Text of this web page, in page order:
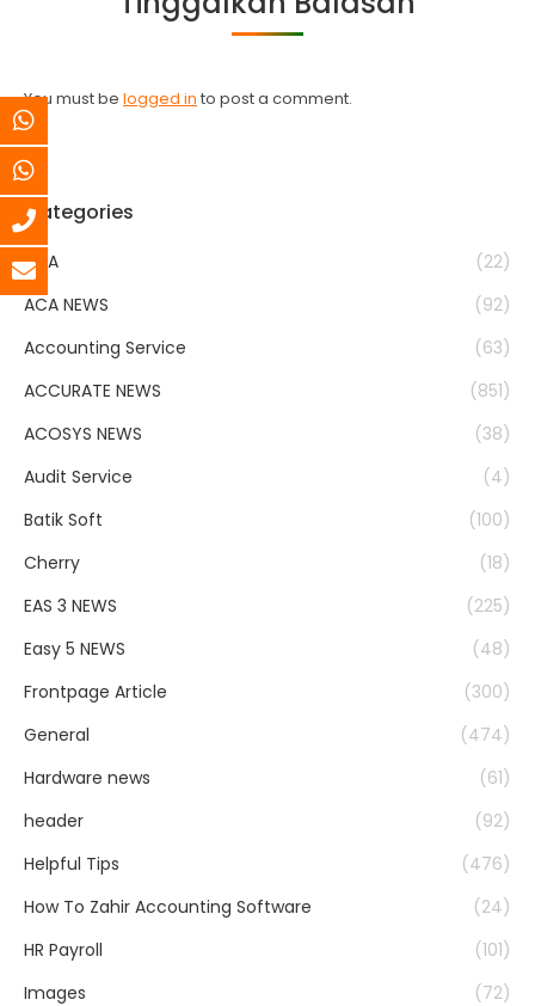
You must be logged in to post a comment.
Categories
ACA
(22)
ACA NEWS
(92)
Accounting Service
(63)
ACCURATE NEWS
(851)
ACOSYS NEWS
(38)
Audit Service
(4)
Batik Soft
(100)
Cherry
(18)
EAS 3 NEWS
(225)
Easy 5 NEWS
(48)
Frontpage Article
(300)
General
(474)
Hardware news
(61)
header
(92)
Helpful Tips
(476)
How To Zahir Accounting Software
(24)
HR Payroll
(101)
Images
(72)